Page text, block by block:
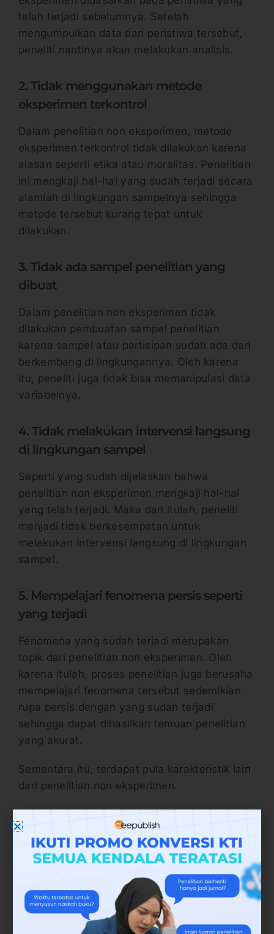
telah terjadi sebelumnya. Setelah
mengumpulkan data dari peristiwa tersebut,
peneliti nantinya akan melakukan analisis.
2. Tidak menggunakan metode
eksperimen terkontrol
Dalam penelitian non eksperimen, metode
eksperimen terkontrol tidak dilakukan karena
alasan seperti etika atau moralitas. Penelitian
ini mengkaji hal-hal yang sudah terjadi secara
alamiah di lingkungan sampelnya sehingga
metode tersebut kurang tepat untuk
dilakukan.
3. Tidak ada sampel penelitian yang
dibuat
Dalam penelitian non eksperimen tidak
dilakukan pembuatan sampel penelitian
karena sampel atau partisipan sudah ada dan
berkembang di lingkungannya. Oleh karena
itu, peneliti juga tidak bisa memanipulasi data
variabelnya.
4. Tidak melakukan intervensi langsung
di lingkungan sampel
Seperti yang sudah dijelaskan bahwa
penelitian non eksperimen mengkaji hal-hal
yang telah terjadi. Maka dari itulah, peneliti
menjadi tidak berkesempatan untuk
melakukan intervensi langsung di lingkungan
sampel.
5. Mempelajari fenomena persis seperti
yang terjadi
Fenomena yang sudah terjadi merupakan
topik dari penelitian non eksperimen. Oleh
karena itulah, proses penelitian juga berusaha
mempelajari fenomena tersebut sedemikian
rupa persis dengan yang sudah terjadi
sehingga dapat dihasilkan temuan penelitian
yang akurat.
Sementara itu, terdapat pula karakteristik lain
dari penelitian non eksperimen.
diterapkan ketika dikarenakan alasan etis
(misalnya memberikan minuman kepada
orang muda) dan tidak ada pilihan untuk
melakukan eksperimen terkontrol.
2. Kelompok tidak dibentuk untuk
mempelajarinya, melainkan sudah terbentuk